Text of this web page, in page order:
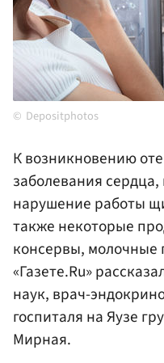
Depositphotos
К возникновению
заболевания
нарушение работы
также некоторые
консервы, молочные
«Газете.Ru»
наук, врач-
госпиталя на Яузе
Мирная.